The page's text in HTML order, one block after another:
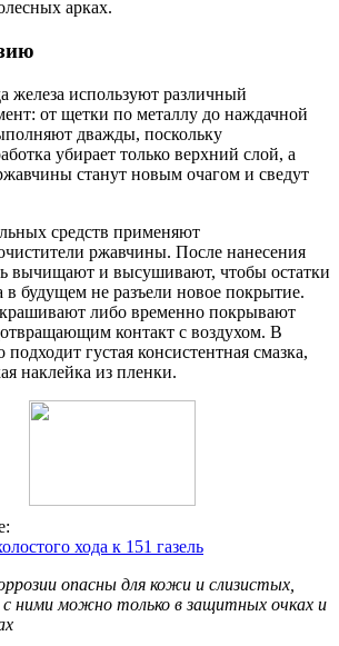
арках.
железа используют различный
от щетки по металлу до наждачной
дважды, поскольку
убирает только верхний слой, а
станут новым очагом и сведут
средств применяют
ржавчины. После нанесения
вычищают и высушивают, чтобы остатки
в будущем не разъели новое покрытие.
либо временно покрывают
контакт с воздухом. В
подходит густая консистентная смазка,
наклейка из пленки.
хода к 151 газель
опасны для кожи и слизистых,
ними можно только в защитных очках и